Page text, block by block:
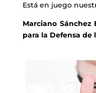
Está en juego
Marciano Sánchez
para la Defensa de